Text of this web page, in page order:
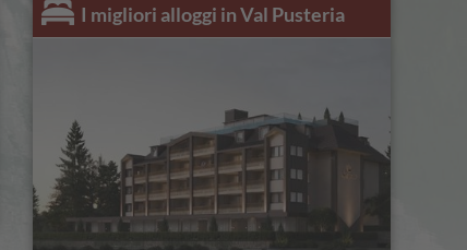
I migliori alloggi in Val Pusteria